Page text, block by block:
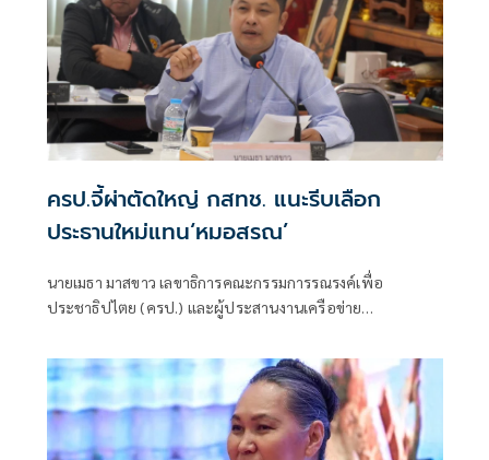
ครป.จี้ผ่าตัดใหญ่ กสทช. แนะรีบเลือก
ประธานใหม่แทน‘หมอสรณ’
นายเมธา มาสขาว เลขาธิการคณะกรรมการรณรงค์เพื่อ
ประชาธิปไตย (ครป.) และผู้ประสานงานเครือข่าย
นพ.สรณ อาจจะเดินทางมาร่วมประชุม กสทช.